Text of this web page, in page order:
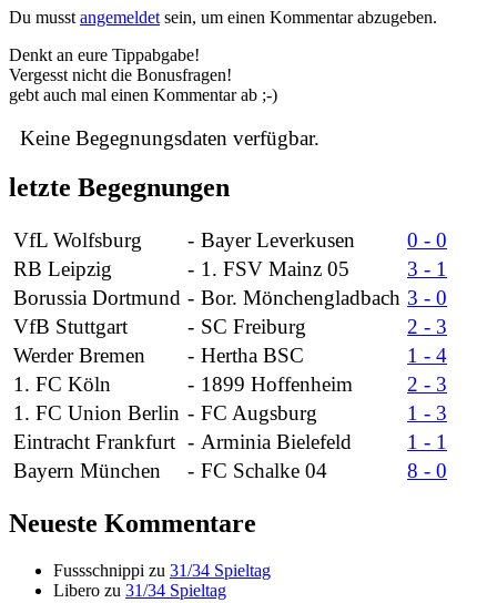
Du musst angemeldet sein, um einen Kommentar abzugeben.
Denkt an eure Tippabgabe!
Vergesst nicht die Bonusfragen!
gebt auch mal einen Kommentar ab ;-)
Keine Begegnungsdaten verfügbar.
letzte Begegnungen
VfL Wolfsburg - Bayer Leverkusen
0 - 0
RB Leipzig
- 1. FSV Mainz 05
3 - 1
Borussia Dortmund - Bor. Mönchengladbach 3 - 0
VfB Stuttgart
- SC Freiburg
2 - 3
Werder Bremen
- Hertha BSC
1 - 4
1. FC Köln
- 1899 Hoffenheim
2 - 3
1. FC Union Berlin - FC Augsburg
1 - 3
Eintracht Frankfurt - Arminia Bielefeld
1 - 1
Bayern München
- FC Schalke 04 8 - 0
Neueste Kommentare
Fussschnippi zu 31/34 Spieltag
Libero zu 31/34 Spieltag